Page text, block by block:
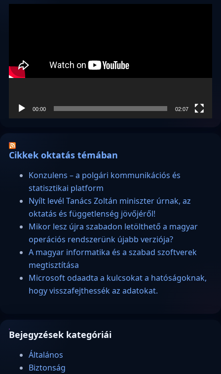
00:00 02:07
Cikkek oktatás témában
Konzulens – a polgári kommunikációs és
statisztikai platform
Nyílt levél Tanács Zoltán miniszter úrnak, az
oktatás és függetlenség jövőjéről!
Mikor lesz újra szabadon letölthető a magyar
operációs rendszerünk újabb verziója?
A magyar informatika és a szabad szoftverek
megtisztítása
Microsoft odaadta a kulcsokat a hatóságoknak,
hogy visszafejthessék az adatokat.
Bejegyzések kategóriái
Általános
Biztonság